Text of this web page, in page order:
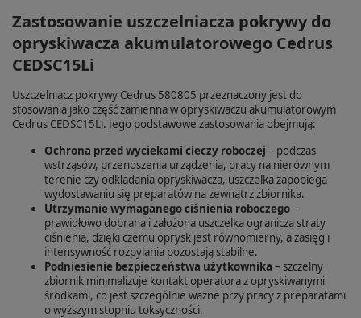
Zastosowanie uszczelniacza pokrywy do
opryskiwacza akumulatorowego Cedrus
CEDSC15Li
Uszczelniacz pokrywy Cedrus 580805 przeznaczony jest do
stosowania jako część zamienna w opryskiwaczu akumulatorowym
Cedrus CEDSC15Li. Jego podstawowe zastosowania obejmują:
Ochrona przed wyciekami cieczy roboczej – podczas
wstrząsów, przenoszenia urządzenia, pracy na nierównym
terenie czy odkładania opryskiwacza, uszczelka zapobiega
wydostawaniu się preparatów na zewnątrz zbiornika.
Utrzymanie wymaganego ciśnienia roboczego–
prawidłowo dobrana i założona uszczelka ogranicza straty
ciśnienia, dzięki czemu oprysk jest równomierny, a zasięg i
intensywność rozpylania pozostają stabilne.
Podniesienie bezpieczeństwa użytkownika – szczelny
zbiornik minimalizuje kontakt operatora z opryskiwanymi
środkami, co jest szczególnie ważne przy pracy z preparatami
o wyższym stopniu toksyczności.